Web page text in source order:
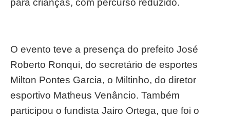
para crianças, com percurso reduzido.
O evento teve a presença do prefeito José
Roberto Ronqui, do secretário de esportes
Milton Pontes Garcia, o Miltinho, do diretor
esportivo Matheus Venâncio. Também
participou o fundista Jairo Ortega, que foi o